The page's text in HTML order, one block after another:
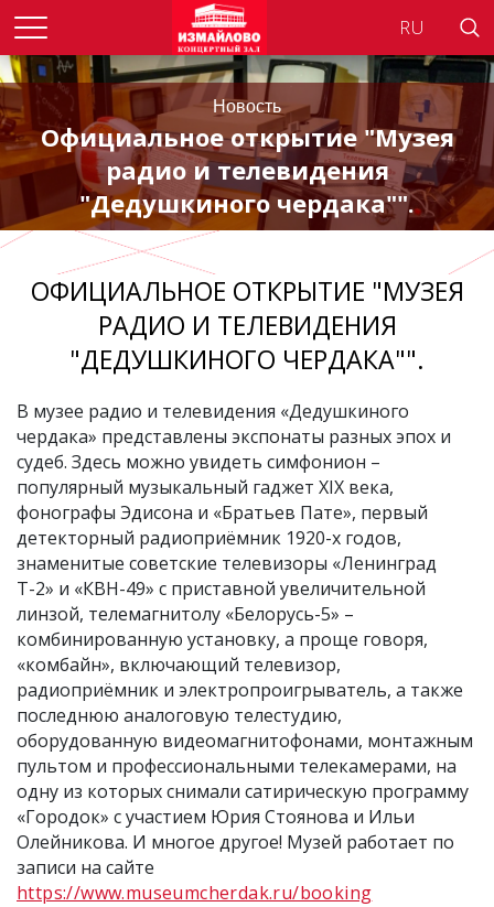
Новость
Официальное открытие "Музея
радио и телевидения
"Дедушкиного чердака"".
ОФИЦИАЛЬНОЕ ОТКРЫТИЕ "МУЗЕЯ
РАДИО И ТЕЛЕВИДЕНИЯ
"ДЕДУШКИНОГО ЧЕРДАКА"".
В музее радио и телевидения «Дедушкиного
чердака» представлены экспонаты разных эпох и
судеб. Здесь можно увидеть симфонион –
популярный музыкальный гаджет XIX века,
фонографы Эдисона и «Братьев Пате», первый
детекторный радиоприёмник 1920-х годов,
знаменитые советские телевизоры «Ленинград
Т-2» и «КВН-49» с приставной увеличительной
линзой, телемагнитолу «Белорусь-5» –
комбинированную установку, а проще говоря,
«комбайн», включающий телевизор,
радиоприёмник и электропроигрыватель, а также
последнюю аналоговую телестудию,
оборудованную видеомагнитофонами, монтажным
пультом и профессиональными телекамерами, на
одну из которых снимали сатирическую программу
«Городок» с участием Юрия Стоянова и Ильи
Олейникова. И многое другое! Музей работает по
записи на сайте
https://www.museumcherdak.ru/booking